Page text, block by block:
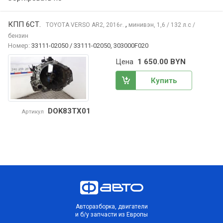
КПП 6СТ. TOYOTA VERSO AR2, 2016г. , минивэн, 1,6 / 132 л.с /
бензин
Номер: 33111-02050 / 33111-02050, 303000F020
Артикул DOK83TX01
Цена 1 650.00 BYN
Купить
Авторазборка, двигатели
и б/у запчасти из Европы